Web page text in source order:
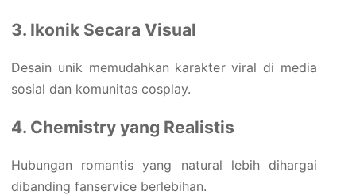
3. Ikonik Secara Visual
Desain unik memudahkan karakter viral di media
sosial dan komunitas cosplay.
4. Chemistry yang Realistis
Hubungan romantis yang natural lebih dihargai
dibanding fanservice berlebihan.